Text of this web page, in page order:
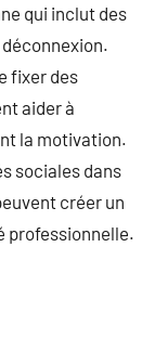
qui inclut des
fixer des
aider à
la motivation.
sociales dans
créer un
professionnelle.